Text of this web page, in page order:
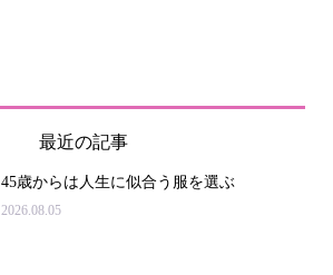
最近の記事
45歳からは人生に似合う服を選ぶ
2026.08.05